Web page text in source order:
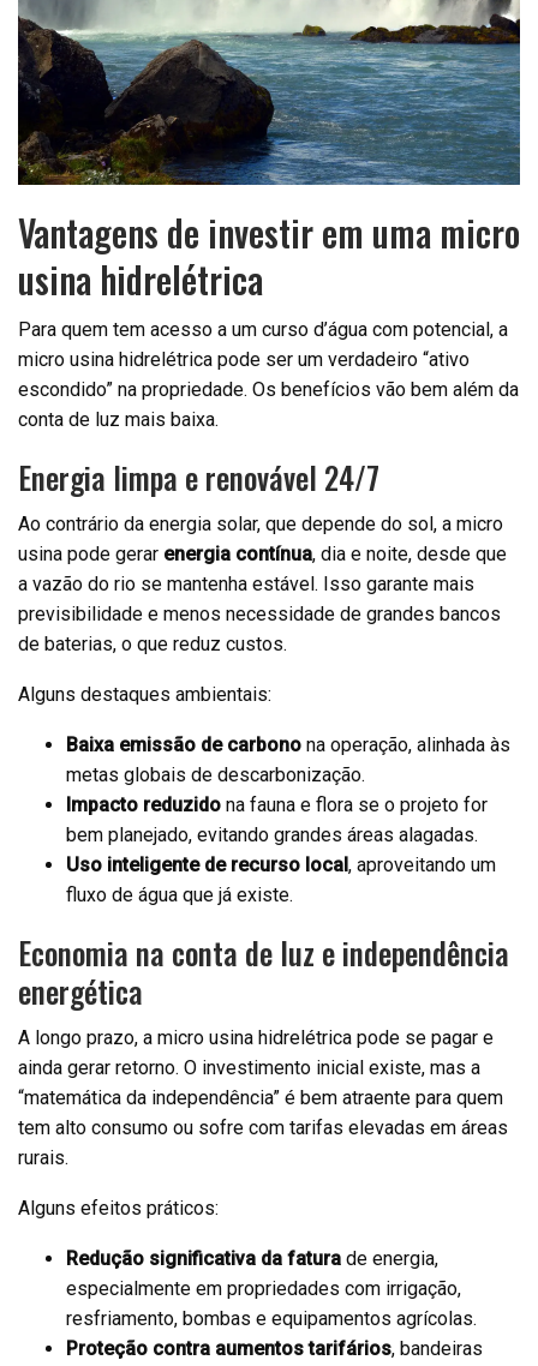
Vantagens de investir em uma micro
usina hidrelétrica
Para quem tem acesso a um curso d’água com potencial, a
micro usina hidrelétrica pode ser um verdadeiro “ativo
escondido” na propriedade. Os benefícios vão bem além da
conta de luz mais baixa.
Energia limpa e renovável 24/7
Ao contrário da energia solar, que depende do sol, a micro
usina pode gerar energia contínua, dia e noite, desde que
a vazão do rio se mantenha estável. Isso garante mais
previsibilidade e menos necessidade de grandes bancos
de baterias, o que reduz custos.
Alguns destaques ambientais:
Baixa emissão de carbono na operação, alinhada às
metas globais de descarbonização.
Impacto reduzido na fauna e flora se o projeto for
bem planejado, evitando grandes áreas alagadas.
Uso inteligente de recurso local , aproveitando um
fluxo de água que já existe.
Economia na conta de luz e independência
energética
A longo prazo, a micro usina hidrelétrica pode se pagar e
ainda gerar retorno. O investimento inicial existe, mas a
“matemática da independência” é bem atraente para quem
tem alto consumo ou sofre com tarifas elevadas em áreas
rurais.
Alguns efeitos práticos:
Redução significativa da fatura de energia,
especialmente em propriedades com irrigação,
resfriamento, bombas e equipamentos agrícolas.
Proteção contra aumentos tarifários, bandeiras